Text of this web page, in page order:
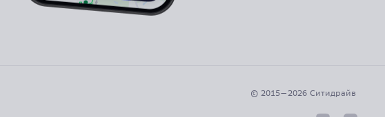
© 2015—2026 Cитидрайв